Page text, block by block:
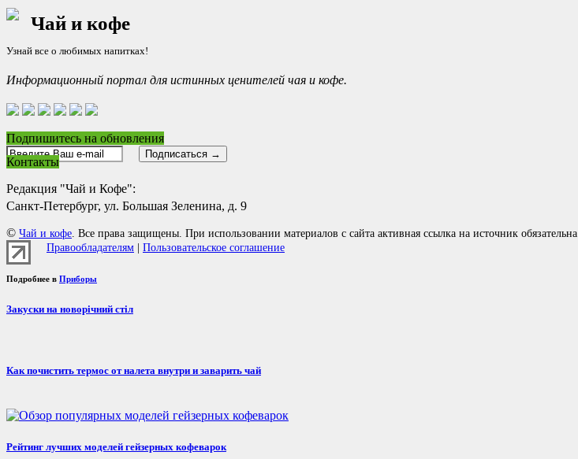
Чай и кофе
Узнай все о любимых напитках!
Информационный портал для истинных ценителей чая и кофе.
Подпишитесь на обновления
Контакты
Редакция "Чай и Кофе":
Санкт-Петербург, ул. Большая Зеленина, д. 9
© Чай и кофе . Все права защищены. При использовании материалов с сайта активная ссылка на источник обязательна.
Правообладателям
Пользовательское соглашение
Подробнее в Приборы
Закуски на новорічний стіл
Как почистить термос от налета внутри и заварить чай
Рейтинг лучших моделей гейзерных кофеварок